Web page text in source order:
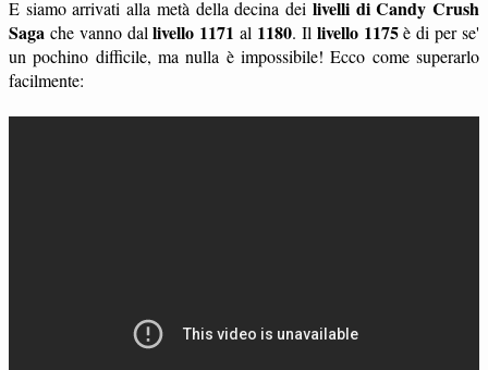
E siamo arrivati alla metà della decina dei livelli di Candy Crush
Saga che vanno dallivello 1171 al 1180. Il livello 1175è di per se'
un pochino difficile, ma nulla è impossibile! Ecco come superarlo
facilmente: